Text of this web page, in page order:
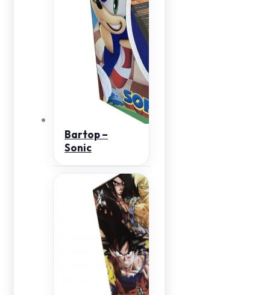
Bartop –
Sonic